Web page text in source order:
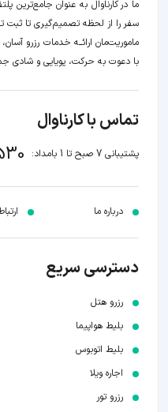
ما در کارناوال به عنوان جامع‌ترین
سفر را از لحظه‌ تصمیم‌گیری تا ثبت
ماموریت‌مان اراﺋــﻪ خدمات رزرو
با دعوت به حرکت، پویایی و شادی
تماس با کارناوال
پشتیبانی 7 صبح تا 1 بامداد:
درباره ما
دسترسی سریع
رزرو هتل
بلیط هواپیما
بلیط اتوبوس
اجاره ویلا
رزرو تور